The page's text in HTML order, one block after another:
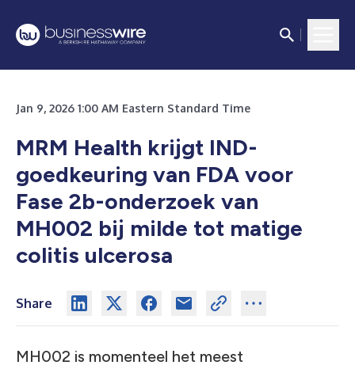
Jan 9, 2026 1:00 AM Eastern Standard Time
MRM Health krijgt IND-
goedkeuring van FDA voor
Fase 2b-onderzoek van
MH002 bij milde tot matige
colitis ulcerosa
Share
MH002 is momenteel het meest